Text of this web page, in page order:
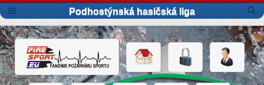
Podhostýnská hasičská liga